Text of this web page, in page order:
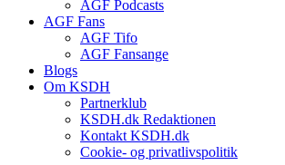
AGF Podcasts
AGF Fans
AGF Tifo
AGF Fansange
Blogs
Om KSDH
Partnerklub
KSDH.dk Redaktionen
Kontakt KSDH.dk
Cookie- og privatlivspolitik